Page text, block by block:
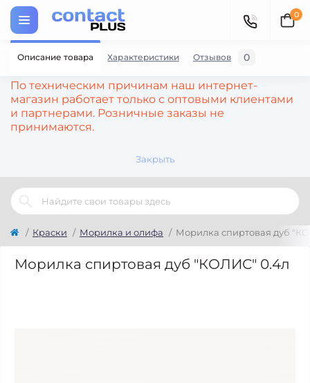
По техническим причинам наш интернет-
магазин работает только с оптовыми клиентами
и партнерами. Розничные заказы не
принимаются.
Закрыть
0
Краски Морилка и олифа Морилка спиртовая дуб
Морилка спиртовая дуб "КОЛИС" 0.4л
Описание товара Характеристики Отзывов 0